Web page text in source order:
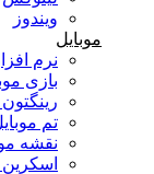
ویندوز
موبایل
نرم
بازی
تم
نقشه